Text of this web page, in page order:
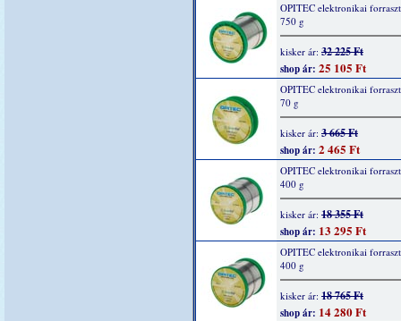
OPITEC elektronikai
750 g
kisker ár: 32 225 Ft
shop ár: 25 105 Ft
OPITEC elektronikai
70 g
kisker ár: 3 665 Ft
shop ár: 2 465 Ft
OPITEC elektronikai
400 g
kisker ár: 18 355 Ft
shop ár: 13 295 Ft
OPITEC elektronikai
400 g
kisker ár: 18 765 Ft
shop ár: 14 280 Ft